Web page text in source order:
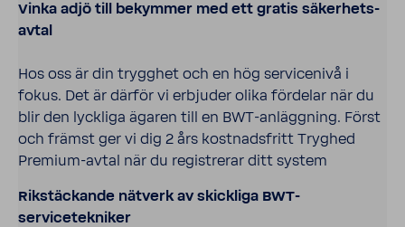
Vinka adjö till bekymmer med ett gratis säker­hets­
avtal
Hos oss är din trygghet och en hög service­nivå i
fokus. Det är därför vi erbjuder olika fördelar när du
blir den lyck­liga ägaren till en BWT-​anläggning. Först
och främst ger vi dig 2 års kost­nads­fritt Tryghed
Premium-​avtal när du regi­strerar ditt system
Rikstäc­kande nätverk av skick­liga BWT-​
servicetekniker